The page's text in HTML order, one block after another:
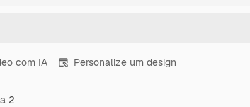
com IA Personalize um design
2